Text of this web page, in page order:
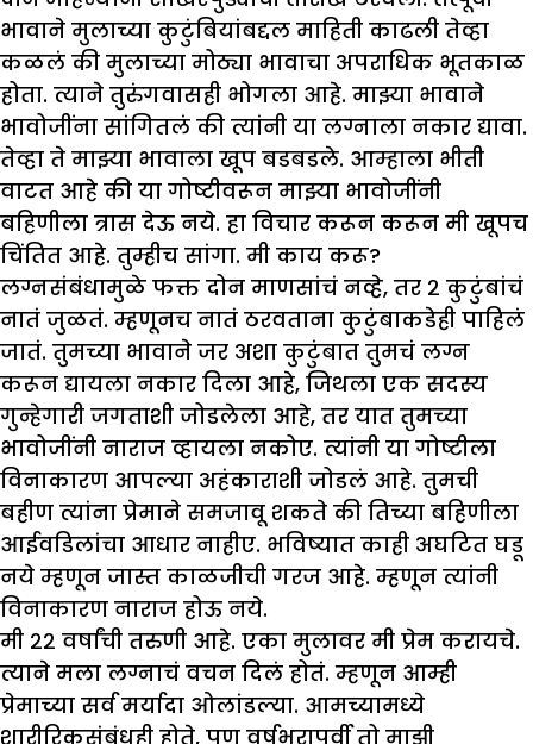
भावाने मुलाच्या कुटुंबियांबद्दल माहिती काढली तेव्हा
कळलं की मुलाच्या मोठ्या भावाचा अपराधिक भूतकाळ
होता. त्याने तुरुंगवासही भोगला आहे. माझ् या भावाने
भावोजींना सांगितलं की त्यांनी या लग्नाला नकार द्यावा.
तेव्हा ते माझ् या भावाला खूप बडबडले. आम्हाला भीती
वाटत आहे की या गोष्टीवरून माझ् या भावोजींनी
बहिणीला त्रास देऊ नये. हा विचार करून करून मी खूपच
चिंतित आहे. तुम्हीच सांगा. मी काय करू?
लग्नसंबंधामुळे फक्त दोन माणसांचं नव्हे, तर २ कुटुंबांचं
नातं जुळतं. म्हणूनच नातं ठरवताना कुटुंबाकडेही पाहिलं
जातं. तुमच्या भावाने जर अशा कुटुंबात तुमचं लग्न
करून द्यायला नकार दिला आहे, जिथला एक सदस्य
गुन्हेगारी जगताशी जोडलेला आहे, तर यात तुमच्या
भावोजींनी नाराज व्हायला नकोए. त्यांनी या गोष्टीला
विनाकारण आपल्या अहंकाराशी जोडलं आहे. तुमची
बहीण त्यांना प्रेमाने समजावू शकते की तिच्या बहिणीला
आईवडिलांचा आधार नाहीए. भविष्यात काही अघटित घडू
नये म्हणून जास्त काळजीची गरज आहे. म्हणून त्यांनी
विनाकारण नाराज होऊ नये.
मी २२ वर्षांची तरुणी आहे. एका मुलावर मी प्रेम करायचे.
त्याने मला लग्नाचं वचन दिलं होतं. म्हणून आम्ही
प्रेमाच्या सर्व मर्यादा ओलांडल्या. आमच्यामध्ये
शारीरिकसंबंधही होते, पण वर्षभरापूर्वी तो माझी